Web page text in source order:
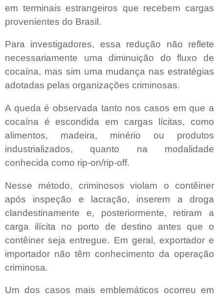
em terminais estrangeiros que recebem cargas
provenientes do Brasil.
Para investigadores, essa redução não reflete
necessariamente uma diminuição do fluxo de
cocaína, mas sim uma mudança nas estratégias
adotadas pelas organizações criminosas.
A queda é observada tanto nos casos em que a
cocaína é escondida em cargas lícitas, como
alimentos, madeira, minério ou produtos
industrializados, quanto na modalidade
conhecida como rip-on/rip-off.
Nesse método, criminosos violam o contêiner
após inspeção e lacração, inserem a droga
clandestinamente e, posteriormente, retiram a
carga ilícita no porto de destino antes que o
contêiner seja entregue. Em geral, exportador e
importador não têm conhecimento da operação
criminosa.
Um dos casos mais emblemáticos ocorreu em